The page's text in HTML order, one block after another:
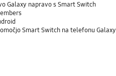
Galaxy napravo s Smart Switch
Smart Switch na telefonu Galaxy